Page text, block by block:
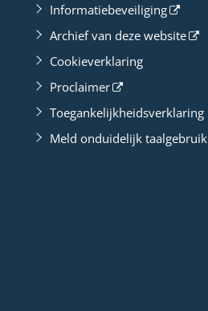
Informatiebeveiliging
Archief van deze website
Cookieverklaring
Proclaimer
Toegankelijkheidsverklaring
Meld onduidelijk taalgebruik